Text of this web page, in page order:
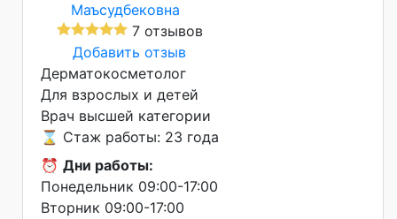
7 отзывов
Добавить отзыв
Дерматокосметолог
Для взрослых и детей
Врач высшей категории
⌛ Стаж работы: 23 года
⏰ Дни работы:
Понедельник 09:00-17:00
Вторник 09:00-17:00